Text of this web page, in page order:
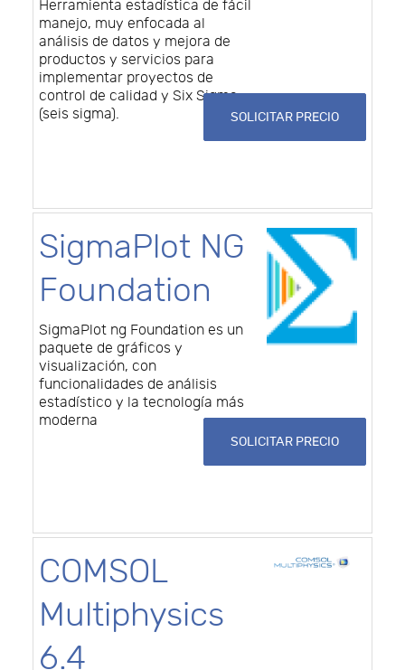
Herramienta estadística de fácil
manejo, muy enfocada al
análisis de datos y mejora de
productos y servicios para
implementar proyectos de
control de calidad y Six Sigma
(seis sigma).
SOLICITAR PRECIO
SigmaPlot NG
Foundation
SigmaPlot ng Foundation es un
paquete de gráficos y
visualización, con
funcionalidades de análisis
estadístico y la tecnología más
moderna
SOLICITAR PRECIO
COMSOL
Multiphysics
6.4